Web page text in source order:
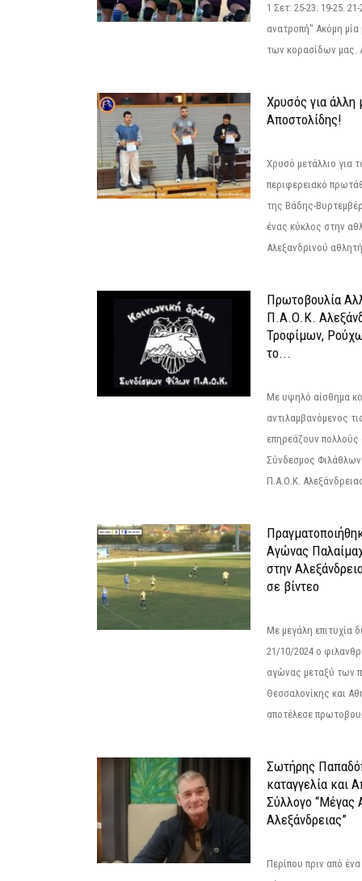
1 Σετ: 25-23. 19-25.
ανατροπή" Ακόμη μία
των κορασίδων μας.
Χρυσός για άλλη
Αποστολίδης!
Χρυσό μετάλλιο για
περιφερειακό
της Βάδης-
ένας κύκλος στην
Αλεξανδρινού
Πρωτοβουλία
Π.Α.Ο.Κ.
Τροφίμων,
το...
Με υψηλό αίσθημα
αντιλαμβανόμενος
επηρεάζουν πολλούς
Σύνδεσμος
Π.Α.Ο.Κ.
Αγώνας
στην
σε βίντεο
Με μεγάλη επιτυχία
21/10/2024 ο
αγώνας μεταξύ των
Θεσσαλονίκης και
αποτέλεσε
Σωτήρης
καταγγελία και
Σύλλογο “Μέγας
Αλεξάνδρειας”
Περίπου πριν από